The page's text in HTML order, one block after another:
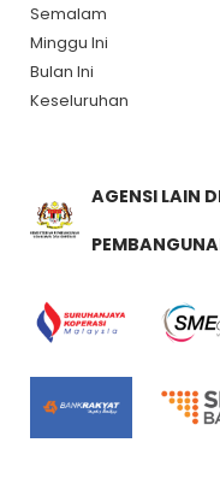
Semalam
Minggu Ini
Bulan Ini
Keseluruhan
AGENSI LAIN